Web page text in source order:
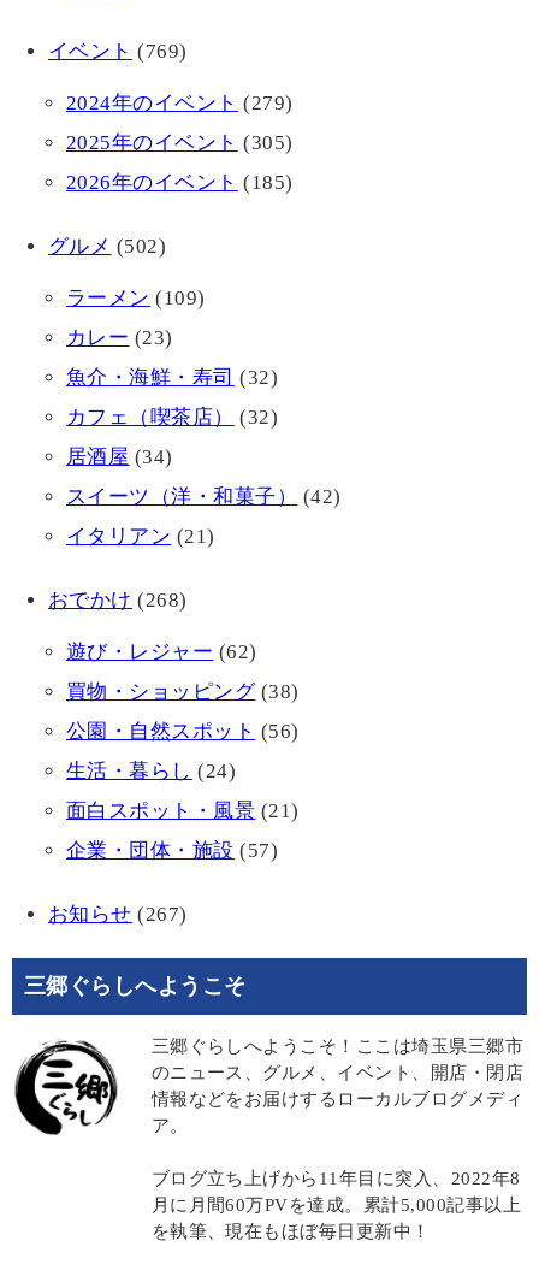
イベント (769)
2024年のイベント (279)
2025年のイベント (305)
2026年のイベント (185)
グルメ (502)
ラーメン (109)
カレー (23)
魚介・海鮮・寿司 (32)
カフェ（喫茶店）
(32)
居酒屋 (34)
スイーツ（洋・和菓子）
(42)
イタリアン (21)
おでかけ (268)
遊び・レジャー (62)
買物・ショッピング(38)
公園・自然スポット (56)
生活・暮らし (24)
面白スポット・風景 (21)
企業・団体・施設 (57)
お知らせ (267)
三郷ぐらしへようこそ
三郷ぐらしへようこそ！ここは埼玉県三郷市
のニュース、グルメ、イベント、開店・閉店
情報などをお届けするローカルブログメディ
ア。
ブログ立ち上げから11年目に突入、2022年8
月に月間60万PVを達成。累計5,000記事以上
を執筆、現在もほぼ毎日更新中！